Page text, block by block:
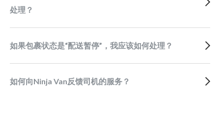
处理？
如果包裹状态是“配送暂停”，我应该如何处理？
如何向Ninja Van反馈司机的服务？